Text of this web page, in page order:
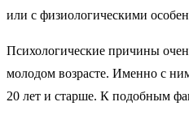
или с физиологическими
Психологические причины
молодом возрасте. Именно с
20 лет и старше. К подобным